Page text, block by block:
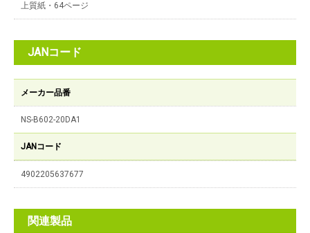
上質紙・64ページ
JANコード
メーカー品番
NS-B602-20DA1
JANコード
4902205637677
関連製品